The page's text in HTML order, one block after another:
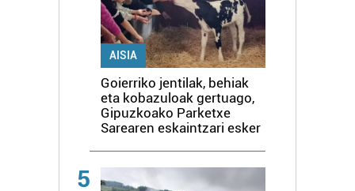
AISIA
Goierriko jentilak, behiak
eta kobazuloak gertuago,
Gipuzkoako Parketxe
Sarearen eskaintzari esker
5